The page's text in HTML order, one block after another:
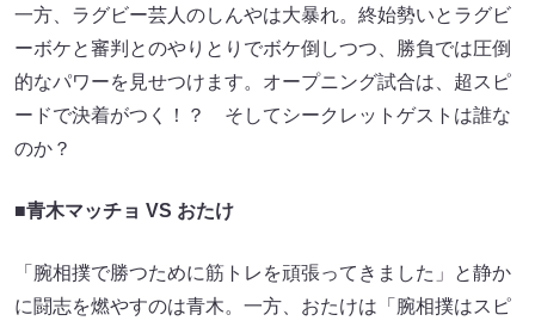
一方、ラグビー芸人のしんやは大暴れ。終始勢いとラグビ
ーボケと審判とのやりとりでボケ倒しつつ、勝負では圧倒
的なパワーを見せつけます。オープニング試合は、超スピ
ードで決着がつく！？ そしてシークレットゲストは誰な
のか？
■青木マッチョ VS おたけ
「腕相撲で勝つために筋トレを頑張ってきました」と静か
に闘志を燃やすのは青木。一方、おたけは「腕相撲はスピ